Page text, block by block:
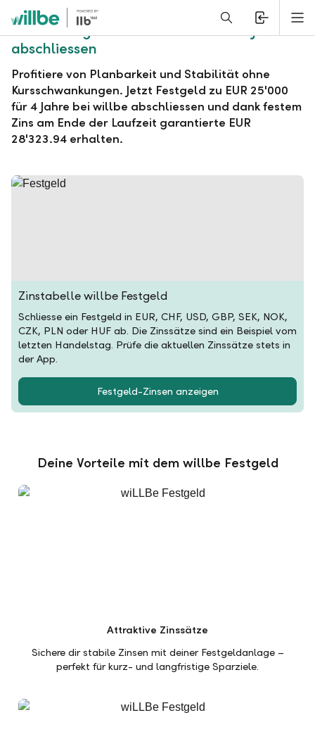
Alerts.Headline
willbe Festgeld zu EUR 25'000 für 4 Jahre
abschliessen
Profitiere von Planbarkeit und Stabilität ohne
Kursschwankungen. Jetzt Festgeld zu EUR 25'000
für 4 Jahre bei willbe abschliessen und dank festem
Zins am Ende der Laufzeit garantierte EUR
28'323.94 erhalten.
Zinstabelle willbe Festgeld
Schliesse ein Festgeld in EUR, CHF, USD, GBP, SEK, NOK,
CZK, PLN oder HUF ab. Die Zinssätze sind ein Beispiel vom
letzten Handelstag. Prüfe die aktuellen Zinssätze stets in
der App.
Festgeld-Zinsen anzeigen
Deine Vorteile mit dem willbe Festgeld
Attraktive Zinssätze
Sichere dir stabile Zinsen mit deiner Festgeldanlage –
perfekt für kurz- und langfristige Sparziele.